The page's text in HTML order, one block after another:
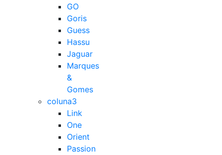
GO
Goris
Guess
Hassu
Jaguar
Marques
&
Gomes
coluna3
Link
One
Orient
Passion